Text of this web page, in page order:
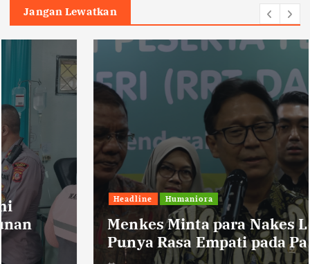
Jangan Lewatkan
Headline Humaniora
Menkes Minta para Nakes Lebih
Punya Rasa Empati pada Pasien